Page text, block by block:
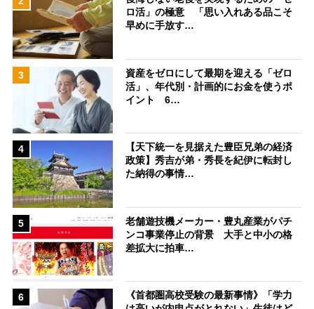
ロ活」の極意 「思い入れある品こそ
早めに手放す…
3
資産をゼロにして最期を迎える「ゼロ
活」、年代別・計画的にお金を使うポ
イント 6…
4
【天下統一を見据えた豊臣兄弟の経済
政策】秀吉が弟・秀長を紀伊に転封し
た納得の事情…
5
老舗遊技機メーカー・豊丸産業がパチ
ンコ事業停止の背景 大手と中小の格
差拡大に拍車…
6
《首都圏高校受験の最新事情》「学力